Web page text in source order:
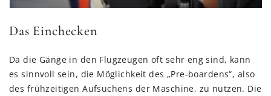
Das Einchecken
Da die Gänge in den Flugzeugen oft sehr eng sind, kann
es sinnvoll sein, die Möglichkeit des „Pre-boardens“, also
des frühzeitigen Aufsuchens der Maschine, zu nutzen. Die